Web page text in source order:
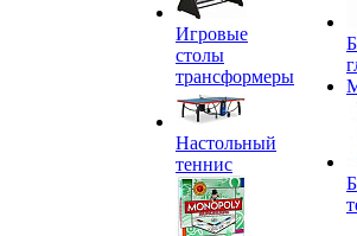
Игровые
столы
трансформеры
Настольный
теннис